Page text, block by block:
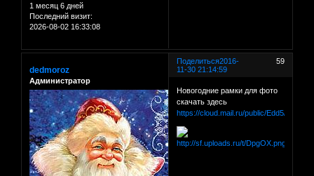
1 месяц 6 дней
Последний визит:
2026-08-02 16:33:08
Поделиться 59
2016-
11-30 21:14:59
dedmoroz
Администратор
Новогодние рамки для фото
скачать здесь
https://cloud.mail.ru/public/Edd5/